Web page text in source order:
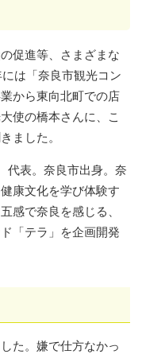
促進等、さまざまな
は「奈良市観光コン
から東向北町での店
使の橋本さんに、こ
ました。
表。奈良市出身。奈
康文化を学び体験す
感で奈良を感じる、
「テラ」を企画開発
た。嫌で仕方なかっ